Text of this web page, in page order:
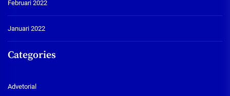
Februari 2022
Januari 2022
Categories
Advetorial